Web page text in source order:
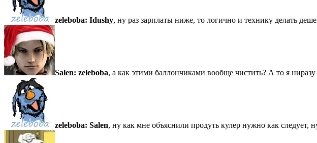
zeleboba: Idushy, ну раз зарплаты ниже, то логично и технику делать
Salen: zeleboba, а как этими баллончиками вообще чистить? А то я
zeleboba: Salen, ну как мне объяснили продуть кулер нужно как